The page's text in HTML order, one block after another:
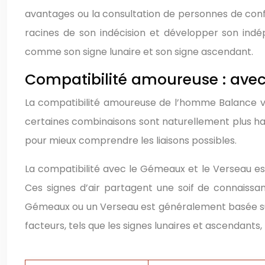
avantages ou la consultation de personnes de
racines de son indécision et développer son
comme son signe lunaire et son signe ascendant.
Compatibilité amoureuse :
La compatibilité amoureuse de l’homme
certaines combinaisons sont naturellement plus
pour mieux comprendre les liaisons possibles.
La compatibilité avec le Gémeaux et le Verseau
Ces signes d’air partagent une soif de
Gémeaux ou un Verseau est généralement basée
facteurs, tels que les signes lunaires et